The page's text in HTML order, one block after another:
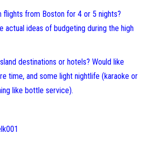
flights from Boston for 4 or 5 nights?
actual ideas of budgeting during the high
destinations or hotels? Would like
time, and some light nightlife (karaoke or
like bottle service).